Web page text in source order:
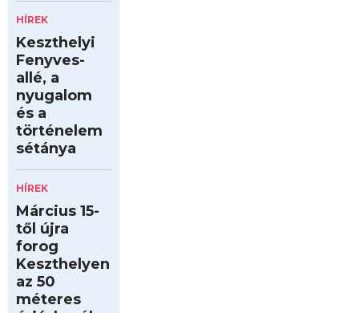
HÍREK
Keszthelyi
Fenyves-
allé, a
nyugalom
és a
történelem
sétánya
HÍREK
Március 15-
től újra
forog
Keszthelyen
az 50
méteres